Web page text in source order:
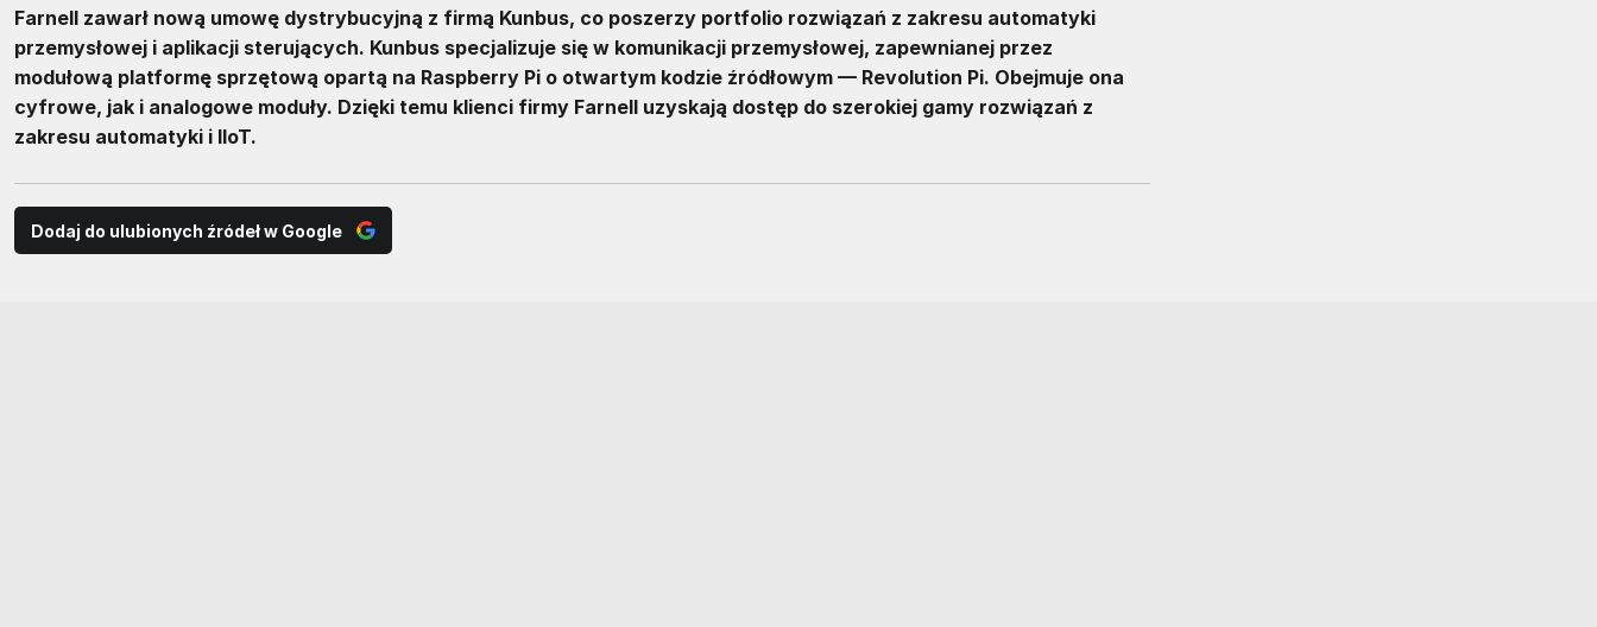
Farnell zawarł nową umowę dystrybucyjną z firmą Kunbus, co poszerzy portfolio rozwiązań z zakresu automatyki
przemysłowej i aplikacji sterujących. Kunbus specjalizuje się w komunikacji przemysłowej, zapewnianej przez
modułową platformę sprzętową opartą na Raspberry Pi o otwartym kodzie źródłowym — Revolution Pi. Obejmuje ona
cyfrowe, jak i analogowe moduły. Dzięki temu klienci firmy Farnell uzyskają dostęp do szerokiej gamy rozwiązań z
zakresu automatyki i IIoT.
Dodaj do ulubionych źródeł w Google